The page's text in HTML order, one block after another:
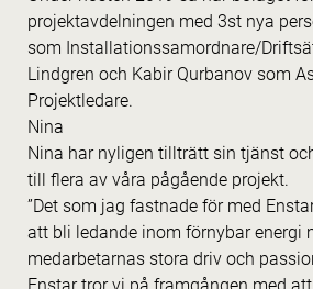
projektavdelningen med 3st nya
som Installationssamordnare/
Lindgren och Kabir Qurbanov som
Projektledare.
Nina
Nina har nyligen tillträtt sin tjänst
till flera av våra pågående projekt.
”Det som jag fastnade för med
att bli ledande inom förnybar energi
medarbetarnas stora driv och